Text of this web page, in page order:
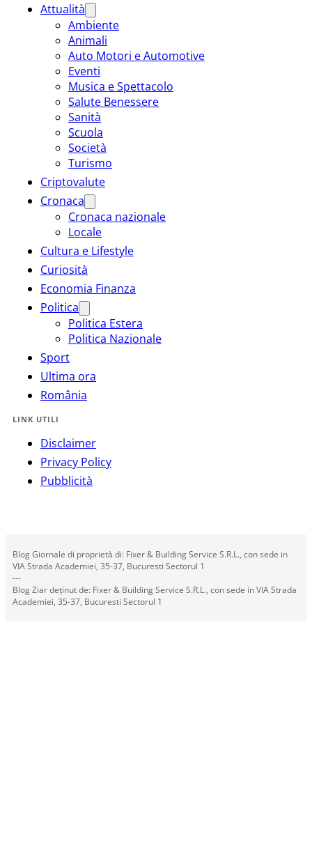
Attualità
Ambiente
Animali
Auto Motori e Automotive
Eventi
Musica e Spettacolo
Salute Benessere
Sanità
Scuola
Società
Turismo
Criptovalute
Cronaca
Cronaca nazionale
Locale
Cultura e Lifestyle
Curiosità
Economia Finanza
Politica
Politica Estera
Politica Nazionale
Sport
Ultima ora
România
LINK UTILI
Disclaimer
Privacy Policy
Pubblicità
Blog Giornale di proprietà di: Fixer & Building Service S.R.L., con sede in
VIA Strada Academiei, 35-37, Bucuresti Sectorul 1
---
Blog Ziar deținut de: Fixer & Building Service S.R.L., con sede in VIA Strada
Academiei, 35-37, Bucuresti Sectorul 1